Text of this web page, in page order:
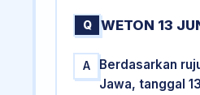
Q WETON 13
A
Berdasarkan
Jawa, tanggal